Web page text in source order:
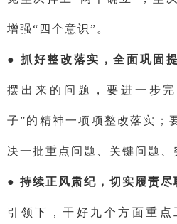
增强“四个意识”。
●抓好整改落实，全面巩固提
摆出来的问题，要进一步
子”的精神一项项整改落实；
决一批重点问题、关键问题、
● 持续正风肃纪，切实履责尽
引领下，干好九个方面重